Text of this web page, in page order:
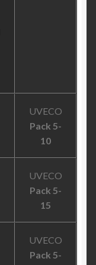
UVECO
Pack 5-
10
UVECO
Pack 5-
15
UVECO
Pack 5-